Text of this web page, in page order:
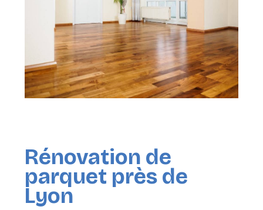
Rénovation de
parquet près de
Lyon